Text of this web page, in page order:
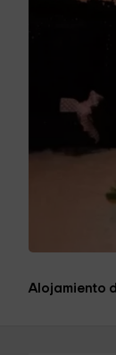
Alojamiento